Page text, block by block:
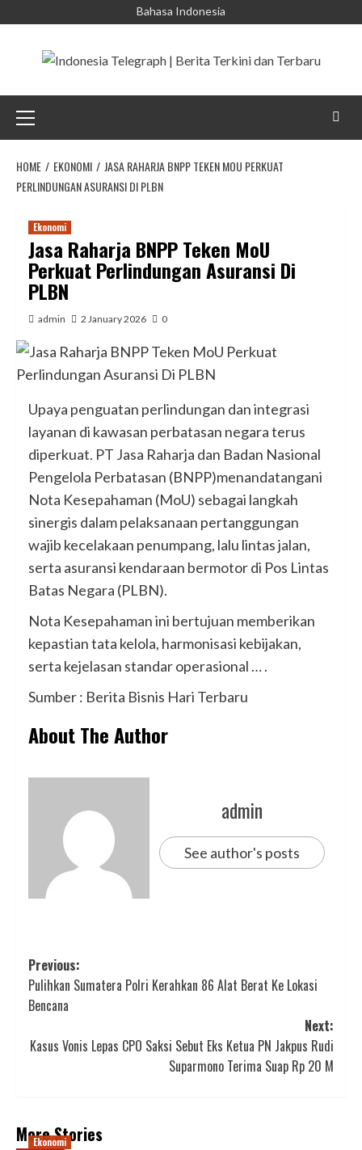
to
Bahasa Indonesia
Menu
HOME EKONOMI
JASA RAHARJA BNPP TEKEN MOU PERKUAT
PERLINDUNGAN ASURANSI DI PLBN
Ekonomi
Jasa Raharja BNPP Teken MoU
Perkuat Perlindungan Asuransi Di
PLBN
admin 2 January 2026 0
Upaya penguatan perlindungan dan integrasi
layanan di kawasan perbatasan negara terus
diperkuat. PT Jasa Raharja dan Badan Nasional
Pengelola Perbatasan (BNPP)menandatangani
Nota Kesepahaman (MoU) sebagai langkah
sinergis dalam pelaksanaan pertanggungan
wajib kecelakaan penumpang, lalu lintas jalan,
serta asuransi kendaraan bermotor di Pos Lintas
Batas Negara (PLBN).
Nota Kesepahaman ini bertujuan memberikan
kepastian tata kelola, harmonisasi kebijakan,
serta kejelasan standar operasional … .
Sumber : Berita Bisnis Hari Terbaru
About The Author
admin
See author's posts
Post
navigation
Previous:
Pulihkan Sumatera Polri Kerahkan 86 Alat Berat Ke Lokasi
Bencana
Next:
Kasus Vonis Lepas CPO Saksi Sebut Eks Ketua PN Jakpus Rudi
Suparmono Terima Suap Rp 20 M
More Stories
Ekonomi